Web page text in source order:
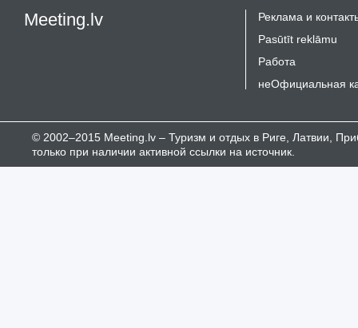
Meeting.lv
Реклама и
Pasūtīt reklāmu
Работа
неОфициальная
© 2002–2015 Meeting.lv – Туризм и отдых в Риге, Латвии,
только при наличии активной ссылки на источник.